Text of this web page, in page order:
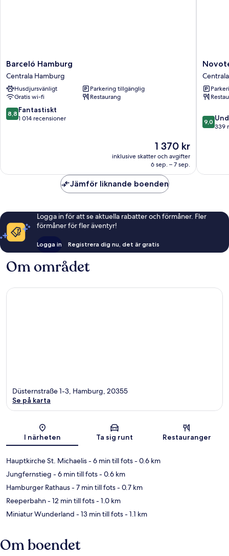
Barceló
Hamburg
Centrala
Hamburg
Barceló Hamburg
Centrala Hamburg
Husdjursvänligt
Parkering tillgänglig
Gratis wi-fi
Restaurang
8.8
av
8,8 Fantastiskt
1 014 recensioner
Priset
1 370 kr
1 370 kr
inklusive skatter och avgifter
6 sep. – 7 sep.
Novotel
Central
Station
Centrala
9.0
av
9,0
339
Jämför liknande boenden
Logga in för att se aktuella rabatter och förmåner. Fler
förmåner för fler äventyr!
Logga in Registrera dig nu, det är gratis
Om området
Karta
Düsternstraße 1-3, Hamburg, 20355
Se på karta
I närheten Ta sig runt Restauranger
Hauptkirche St. Michaelis- 6 min till fots- 0.6 km
Jungfernstieg - 6 min till fots- 0.6 km
Hamburger Rathaus- 7 min till fots- 0.7 km
Reeperbahn- 12 min till fots- 1.0 km
Miniatur Wunderland - 13 min till fots- 1.1 km
Om boendet